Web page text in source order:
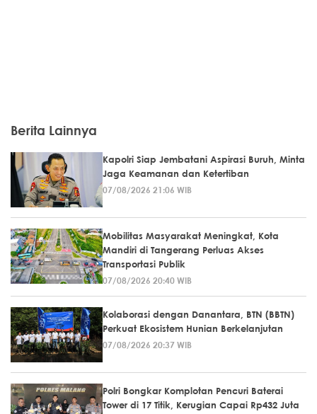
Berita Lainnya
Kapolri Siap Jembatani Aspirasi Buruh, Minta
Jaga Keamanan dan Ketertiban
07/08/2026 21:06 WIB
Mobilitas Masyarakat Meningkat, Kota
Mandiri di Tangerang Perluas Akses
Transportasi Publik
07/08/2026 20:40 WIB
Kolaborasi dengan Danantara, BTN (BBTN)
Perkuat Ekosistem Hunian Berkelanjutan
07/08/2026 20:37 WIB
Polri Bongkar Komplotan Pencuri Baterai
Tower di 17 Titik, Kerugian Capai Rp432 Juta